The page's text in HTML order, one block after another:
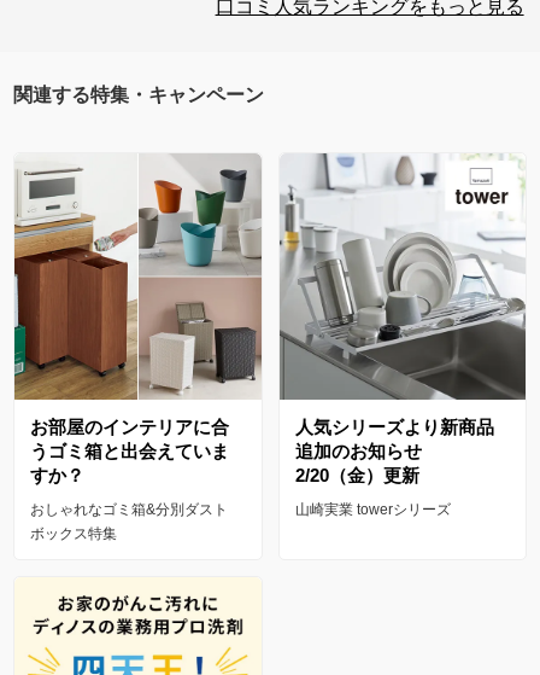
口コミ人気ランキングをもっと見る
関連する特集・キャンペーン
お部屋のインテリアに合
うゴミ箱と出会えていま
すか？
おしゃれなゴミ箱&分別ダスト
ボックス特集
人気シリーズより新商品
追加のお知らせ
2/20（金）更新
山崎実業 towerシリーズ